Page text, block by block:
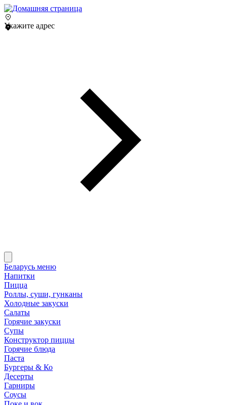
Укажите адрес
Беларусь меню
Напитки
Пицца
Роллы, суши, гунканы
Холодные закуски
Салаты
Горячие закуски
Супы
Конструктор пиццы
Горячие блюда
Паста
Бургеры & Ко
Десерты
Гарниры
Соусы